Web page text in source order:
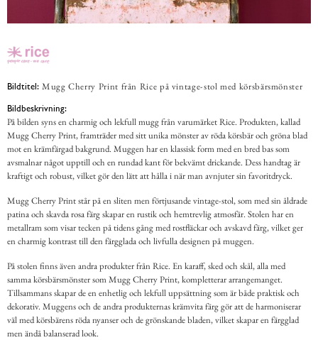
Bildtitel: Mugg Cherry Print från Rice på vintage-stol med körsbärsmönster
Bildbeskrivning:
På bilden syns en charmig och lekfull mugg från varumärket Rice. Produkten, kallad
Mugg Cherry Print, framträder med sitt unika mönster av röda körsbär och gröna blad
mot en krämfärgad bakgrund. Muggen har en klassisk form med en bred bas som
avsmalnar något upptill och en rundad kant för bekvämt drickande. Dess handtag är
kraftigt och robust, vilket gör den lätt att hålla i när man avnjuter sin favoritdryck.
Mugg Cherry Print står på en sliten men förtjusande vintage-stol, som med sin åldrade
patina och skavda rosa färg skapar en rustik och hemtrevlig atmosfär. Stolen har en
metallram som visar tecken på tidens gång med rostfläckar och avskavd färg, vilket ger
en charmig kontrast till den färgglada och livfulla designen på muggen.
På stolen finns även andra produkter från Rice. En karaff, sked och skål, alla med
samma körsbärsmönster som Mugg Cherry Print, kompletterar arrangemanget.
Tillsammans skapar de en enhetlig och lekfull uppsättning som är både praktisk och
dekorativ. Muggens och de andra produkternas krämvita färg gör att de harmoniserar
väl med körsbärens röda nyanser och de grönskande bladen, vilket skapar en färgglad
men ändå balanserad look.